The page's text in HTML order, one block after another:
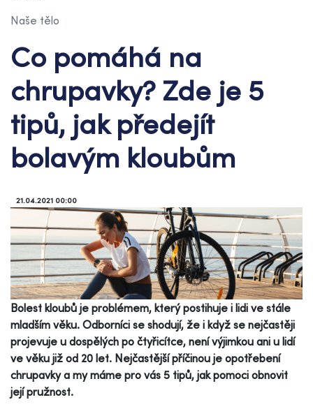
Naše tělo
Co pomáhá na
chrupavky? Zde je 5
tipů, jak předejít
bolavým kloubům
21.04.2021 00:00
Bolest kloubů je problémem, který postihuje i lidi ve stále
mladším věku. Odborníci se shodují, že i když se nejčastěji
projevuje u dospělých po čtyřicítce, není výjimkou ani u lidí
ve věku již od 20 let. Nejčastější příčinou je opotřebení
chrupavky a my máme pro vás 5 tipů, jak pomoci obnovit
její pružnost.